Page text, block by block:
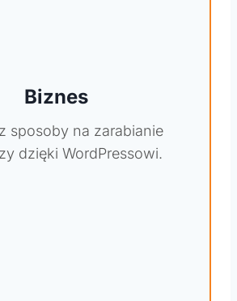
Biznes
sposoby na zarabianie
dzięki WordPressowi.